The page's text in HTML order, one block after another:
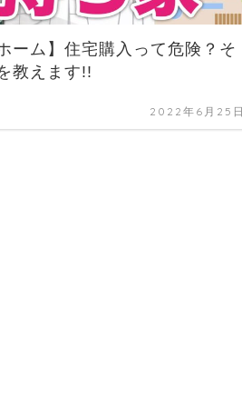
ーム】住宅購入って危険？そ
教えます!!
2022年6月25